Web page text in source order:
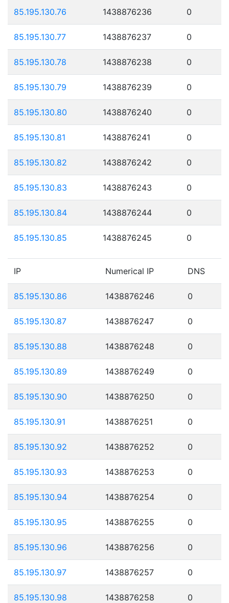
85.195.130.76 1438876236 0
85.195.130.77 1438876237 0
85.195.130.78 1438876238 0
85.195.130.79 1438876239 0
85.195.130.80 1438876240 0
85.195.130.81 1438876241 0
85.195.130.82 1438876242 0
85.195.130.83 1438876243 0
85.195.130.84 1438876244 0
85.195.130.85 1438876245 0
IP Numerical IP DNS
85.195.130.86 1438876246 0
85.195.130.87 1438876247 0
85.195.130.88 1438876248 0
85.195.130.89 1438876249 0
85.195.130.90 1438876250 0
85.195.130.91 1438876251 0
85.195.130.92 1438876252 0
85.195.130.93 1438876253 0
85.195.130.94 1438876254 0
85.195.130.95 1438876255 0
85.195.130.96 1438876256 0
85.195.130.97 1438876257 0
85.195.130.98 1438876258 0